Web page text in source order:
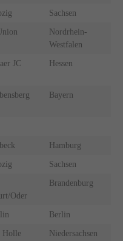
Sachsen
Nordrhein-
Westfalen
JC Hessen
Bayern
Hamburg
Sachsen
Oder
Brandenburg
Berlin
Holle Niedersachsen